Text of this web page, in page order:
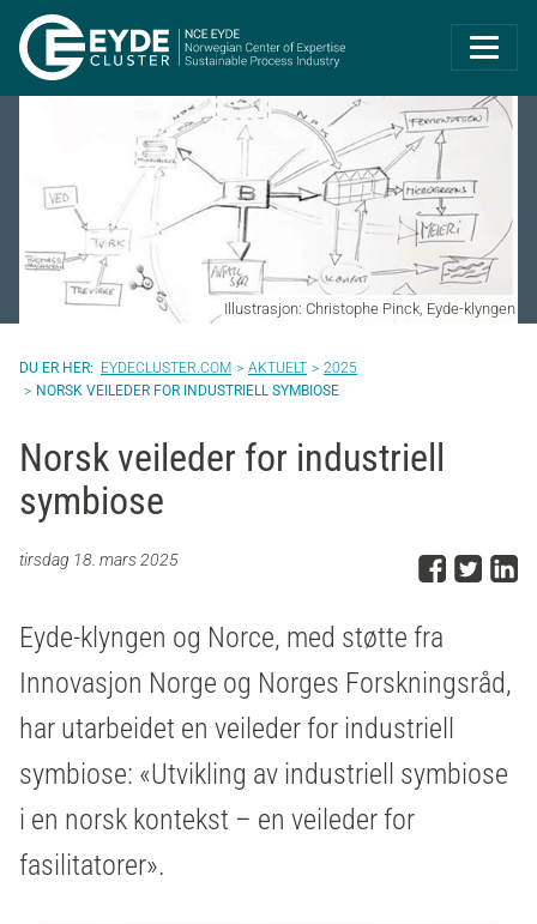
Eyde-Cluster |
Illustrasjon: Christophe Pinck, Eyde-klyngen
EYDECLUSTER.COM AKTUELT
2025
NORSK VEILEDER FOR INDUSTRIELL SYMBIOSE
Norsk veileder for industriell
symbiose
tirsdag 18. mars 2025 DelDel
Eyde-klyngen og Norce, med støtte fra
Innovasjon Norge og Norges Forskningsråd,
har utarbeidet en veileder for industriell
symbiose: «Utvikling av industriell symbiose
i en norsk kontekst – en veileder for
fasilitatorer».